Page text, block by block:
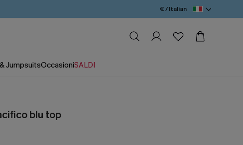
€ / Italian
JumpsuitsOccasioniSALDI
blu top